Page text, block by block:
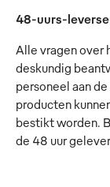
48-uurs-
Alle vragen over
deskundig
personeel aan
producten
bestikt worden.
de 48 uur